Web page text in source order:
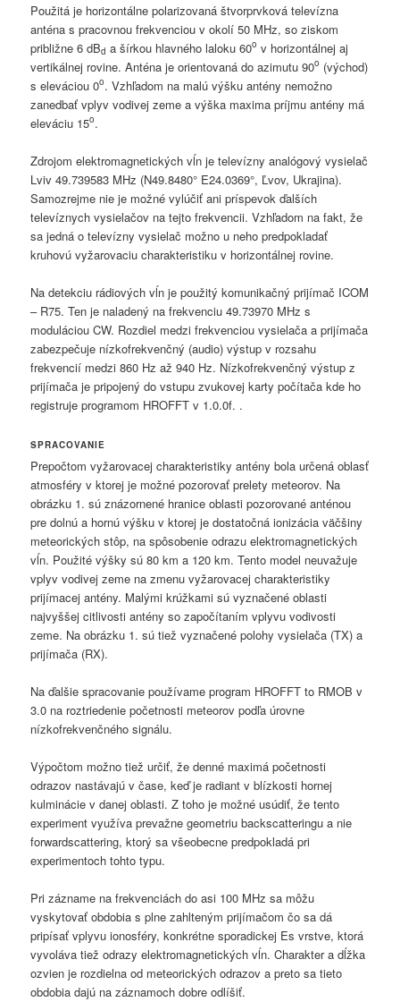
Použitá je horizontálne polarizovaná štvorprvková televízna
anténa s pracovnou frekvenciou v okolí 50 MHz, so ziskom
približne 6 dBd a šírkou hlavného laloku 60o v horizontálnej aj
vertikálnej rovine. Anténa je orientovaná do azimutu 90o (východ)
s eleváciou 0o. Vzhľadom na malú výšku antény nemožno
zanedbať vplyv vodivej zeme a výška maxima príjmu antény má
eleváciu 15o.
Zdrojom elektromagnetických vĺn je televízny analógový vysielač
Lviv 49.739583 MHz (N49.8480° E24.0369°, Ľvov, Ukrajina).
Samozrejme nie je možné vylúčiť ani príspevok ďalších
televíznych vysielačov na tejto frekvencii. Vzhľadom na fakt, že
sa jedná o televízny vysielač možno u neho predpokladať
kruhovú vyžarovaciu charakteristiku v horizontálnej rovine.
Na detekciu rádiových vĺn je použitý komunikačný prijímač ICOM
– R75. Ten je naladený na frekvenciu 49.73970 MHz s
moduláciou CW. Rozdiel medzi frekvenciou vysielača a prijímača
zabezpečuje nízkofrekvenčný (audio) výstup v rozsahu
frekvencií medzi 860 Hz až 940 Hz. Nízkofrekvenčný výstup z
prijímača je pripojený do vstupu zvukovej karty počítača kde ho
registruje programom HROFFT v 1.0.0f. .
SPRACOVANIE
Prepočtom vyžarovacej charakteristiky antény bola určená oblasť
atmosféry v ktorej je možné pozorovať prelety meteorov. Na
obrázku 1. sú znázornené hranice oblasti pozorované anténou
pre dolnú a hornú výšku v ktorej je dostatočná ionizácia väčšiny
meteorických stôp, na spôsobenie odrazu elektromagnetických
vĺn. Použité výšky sú 80 km a 120 km. Tento model neuvažuje
vplyv vodivej zeme na zmenu vyžarovacej charakteristiky
prijímacej antény. Malými krúžkami sú vyznačené oblasti
najvyššej citlivosti antény so započítaním vplyvu vodivosti
zeme. Na obrázku 1. sú tiež vyznačené polohy vysielača (TX) a
prijímača (RX).
Na ďalšie spracovanie používame program HROFFT to RMOB v
3.0 na roztriedenie početnosti meteorov podľa úrovne
nízkofrekvenčného signálu.
Výpočtom možno tiež určiť, že denné maximá početnosti
odrazov nastávajú v čase, keď je radiant v blízkosti hornej
kulminácie v danej oblasti. Z toho je možné usúdiť, že tento
experiment využíva prevažne geometriu backscatteringu a nie
forwardscattering, ktorý sa všeobecne predpokladá pri
experimentoch tohto typu.
Pri zázname na frekvenciách do asi 100 MHz sa môžu
vyskytovať obdobia s plne zahlteným prijímačom čo sa dá
pripísať vplyvu ionosféry, konkrétne sporadickej Es vrstve, ktorá
vyvoláva tiež odrazy elektromagnetických vĺn. Charakter a dĺžka
ozvien je rozdielna od meteorických odrazov a preto sa tieto
obdobia dajú na záznamoch dobre odlíšiť.